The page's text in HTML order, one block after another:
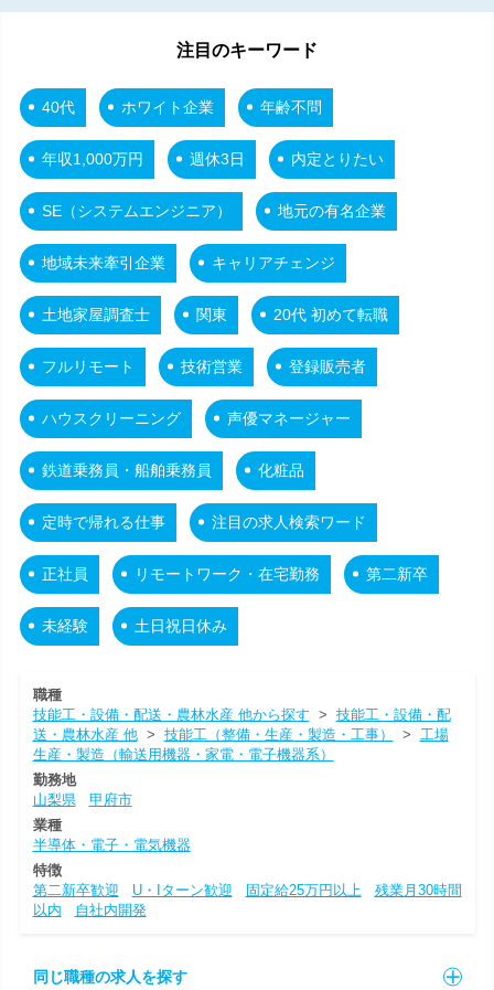
注目のキーワード
40代 ホワイト企業 年齢不問
年収1,000万円 週休3日 内定とりたい
SE（システムエンジニア） 地元の有名企業
地域未来牽引企業 キャリアチェンジ
土地家屋調査士 関東 20代 初めて転職
フルリモート 技術営業 登録販売者
ハウスクリーニング 声優マネージャー
鉄道乗務員・船舶乗務員 化粧品
定時で帰れる仕事 注目の求人検索ワード
正社員 リモートワーク・在宅勤務 第二新卒
未経験 土日祝日休み
職種
技能工・設備・配送・農林水産 他から探す > 技能工・設備・配
送・農林水産 他> 技能工（整備・生産・製造・工事） > 工場
生産・製造（輸送用機器・家電・電子機器系）
勤務地
山梨県
甲府市
業種
半導体・電子・電気機器
特徴
第二新卒歓迎
U・Iターン歓迎 固定給25万円以上
残業月30時間
以内
自社内開発
同じ職種の求人を探す